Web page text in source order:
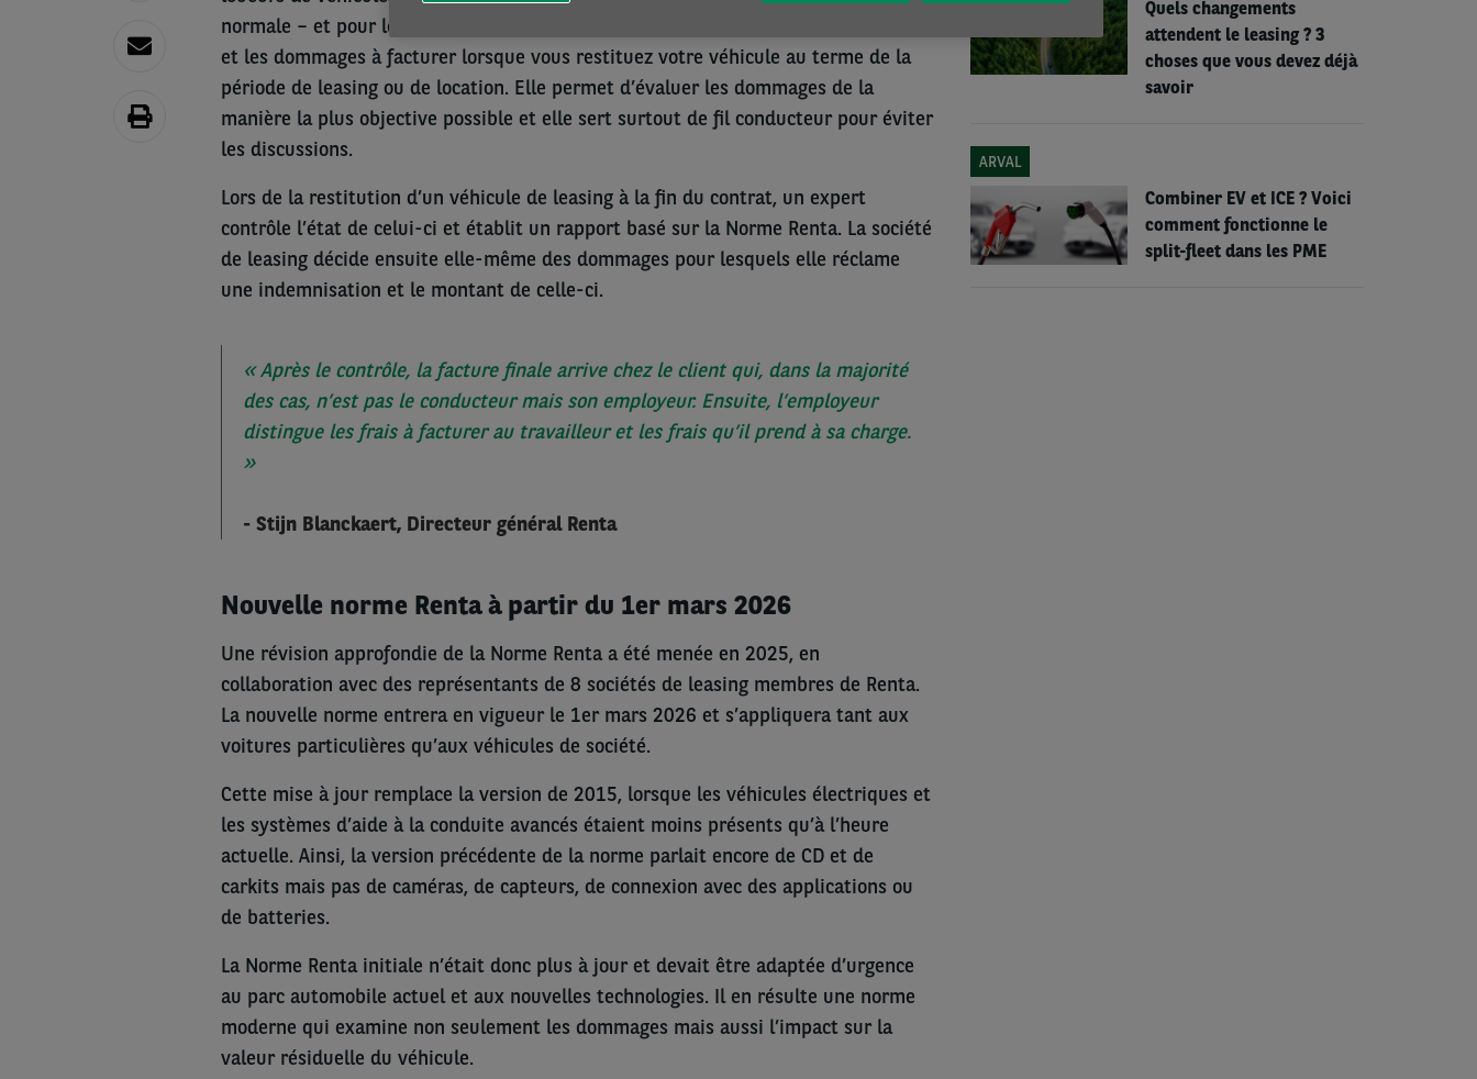
normale – et pour lesquels vous ne devez donc pas payer en tant qu’utilisateur –
et les dommages à facturer lorsque vous restituez votre véhicule au terme de la
période de leasing ou de location. Elle permet d’évaluer les dommages de la
manière la plus objective possible et elle sert surtout de fil conducteur pour éviter
les discussions.
Lors de la restitution d’un véhicule de leasing à la fin du contrat, un expert
contrôle l’état de celui-ci et établit un rapport basé sur la Norme Renta. La société
de leasing décide ensuite elle-même des dommages pour lesquels elle réclame
une indemnisation et le montant de celle-ci.
« Après le contrôle, la facture finale arrive chez le client qui, dans la majorité
des cas, n’est pas le conducteur mais son employeur. Ensuite, l’employeur
distingue les frais à facturer au travailleur et les frais qu’il prend à sa charge.
»
- Stijn Blanckaert, Directeur général Renta
Nouvelle norme Renta à partir du 1er mars 2026
Une révision approfondie de la Norme Renta a été menée en 2025, en
collaboration avec des représentants de 8 sociétés de leasing membres de Renta.
La nouvelle norme entrera en vigueur le 1er mars 2026 et s’appliquera tant aux
voitures particulières qu’aux véhicules de société.
Cette mise à jour remplace la version de 2015, lorsque les véhicules électriques et
les systèmes d’aide à la conduite avancés étaient moins présents qu’à l’heure
actuelle. Ainsi, la version précédente de la norme parlait encore de CD et de
carkits mais pas de caméras, de capteurs, de connexion avec des applications ou
de batteries.
La Norme Renta initiale n’était donc plus à jour et devait être adaptée d’urgence
au parc automobile actuel et aux nouvelles technologies. Il en résulte une norme
moderne qui examine non seulement les dommages mais aussi l’impact sur la
valeur résiduelle du véhicule.
Quels changements
attendent le leasing ? 3
choses que vous devez déjà
savoir
ARVAL
Combiner EV et ICE ? Voici
comment fonctionne le
split-fleet dans les PME